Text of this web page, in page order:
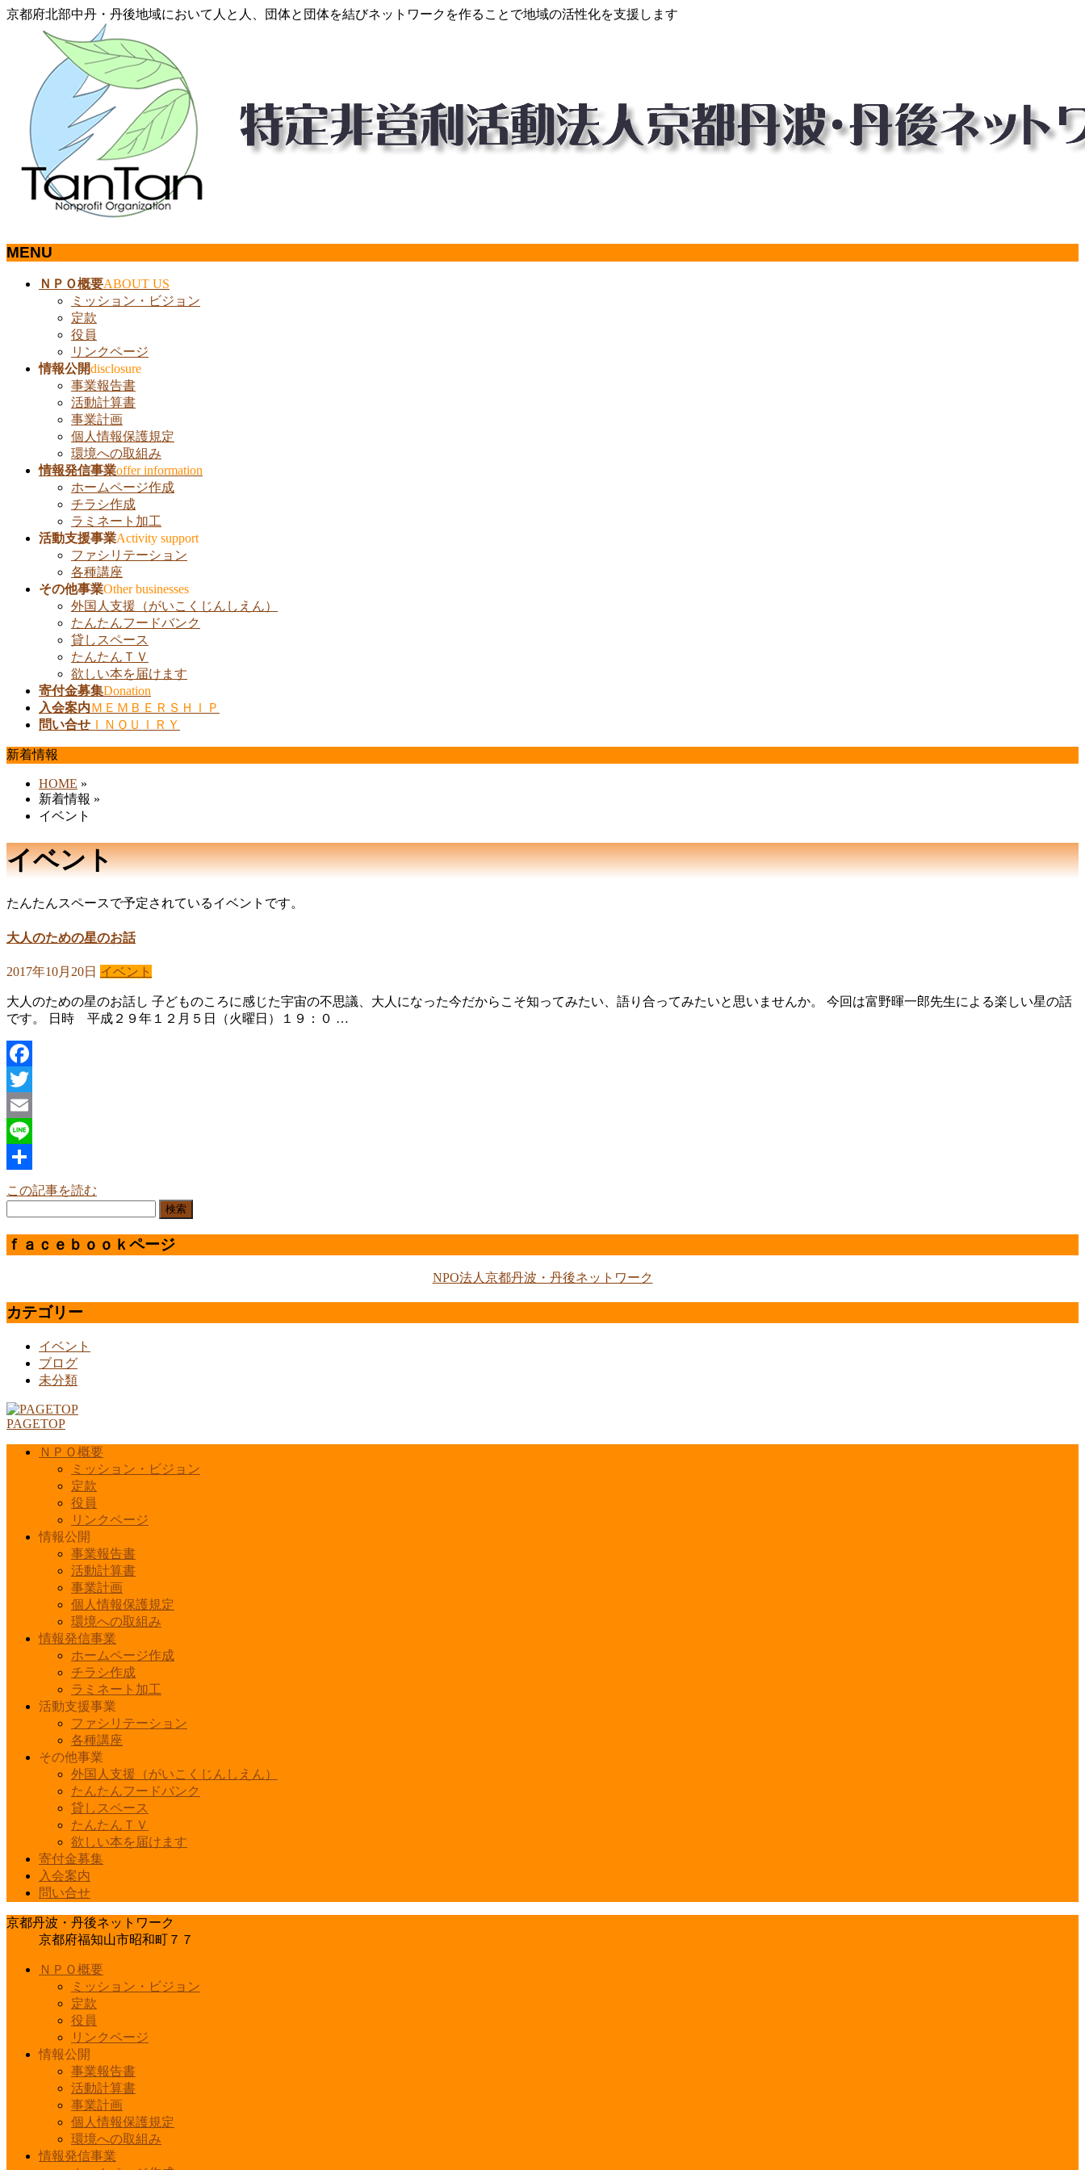
京都府北部中丹・丹後地域において人と人、団体と団体を結びネットワークを作ることで地域の活性化を支援します
MENU
ＮＰＯ概要ABOUT US
ミッション・ビジョン
定款
役員
リンクページ
情報公開disclosure
事業報告書
活動計算書
事業計画
個人情報保護規定
環境への取組み
情報発信事業offer information
ホームページ作成
チラシ作成
ラミネート加工
活動支援事業Activity support
ファシリテーション
各種講座
その他事業Other businesses
外国人支援（がいこくじんしえん）
たんたんフードバンク
貸しスペース
たんたんＴＶ
欲しい本を届けます
寄付金募集Donation
入会案内ＭＥＭＢＥＲＳＨＩＰ
問い合せ ＩＮＱＵＩＲＹ
新着情報
HOME »
新着情報 »
イベント
イベント
たんたんスペースで予定されているイベントです。
大人のための星のお話
2017年10月20日 イベント
大人のための星のお話し 子どものころに感じた宇宙の不思議、大人になった今だからこそ知ってみたい、語り合ってみたいと思いませんか。 今回は富野暉一郎先生による楽しい星の話
です。 日時 平成２９年１２月５日（火曜日）１９：０ …
Facebook
Twitter
Email
Line
この記事を読む
ｆａｃｅｂｏｏｋページ
NPO法人京都丹波・丹後ネットワーク
カテゴリー
イベント
ブログ
未分類
PAGETOP
ＮＰＯ概要
ミッション・ビジョン
定款
役員
リンクページ
情報公開
事業報告書
活動計算書
事業計画
個人情報保護規定
環境への取組み
情報発信事業
ホームページ作成
チラシ作成
ラミネート加工
活動支援事業
ファシリテーション
各種講座
その他事業
外国人支援（がいこくじんしえん）
たんたんフードバンク
貸しスペース
たんたんＴＶ
欲しい本を届けます
寄付金募集
入会案内
問い合せ
京都丹波・丹後ネットワーク
京都府福知山市昭和町７７
ＮＰＯ概要
ミッション・ビジョン
定款
役員
リンクページ
情報公開
事業報告書
活動計算書
事業計画
個人情報保護規定
環境への取組み
情報発信事業